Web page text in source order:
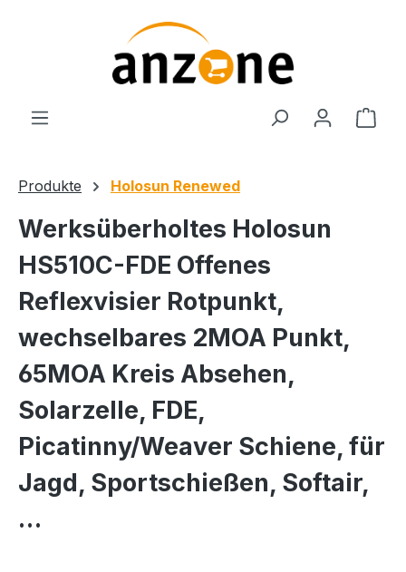
Zum Hauptinhalt springen
Produkte Holosun Renewed
Werksüberholtes Holosun
HS510C-FDE Offenes
Reflexvisier Rotpunkt,
wechselbares 2MOA Punkt,
65MOA Kreis Absehen,
Solarzelle, FDE,
Picatinny/Weaver Schiene, für
Jagd, Sportschießen, Softair,
…